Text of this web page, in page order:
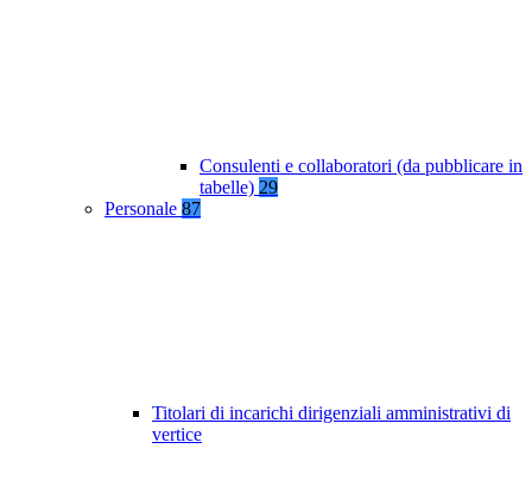
Consulenti e collaboratori (da pubblicare in
tabelle) 29
Personale 87
Titolari di incarichi dirigenziali amministrativi di
vertice